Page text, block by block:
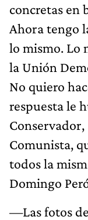
concretas en
Ahora tengo
lo mismo. Lo
la Unión
No quiero
respuesta le
Comunista,
todos la
Domingo
—Las fotos